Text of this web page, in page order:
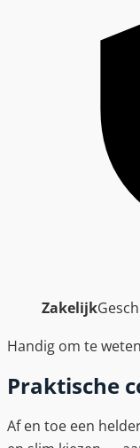
Zakelijk
Handig om te weten
Praktische
Af en toe een